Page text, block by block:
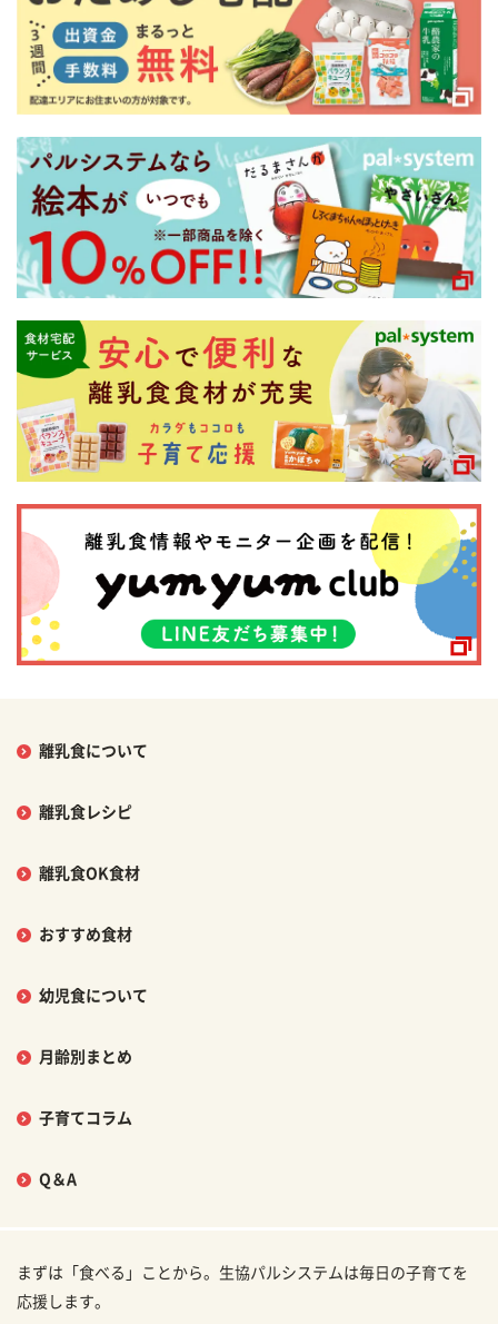
離乳食について
離乳食レシピ
離乳食OK食材
おすすめ食材
幼児食について
月齢別まとめ
子育てコラム
Q＆A
まずは「食べる」ことから。生協パルシステムは毎日の子育てを
応援します。